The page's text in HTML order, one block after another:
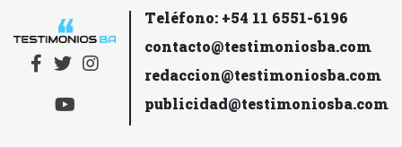
Teléfono: +54 11 6551-6196
contacto@testimoniosba.com
redaccion@testimoniosba.com
publicidad@testimoniosba.com